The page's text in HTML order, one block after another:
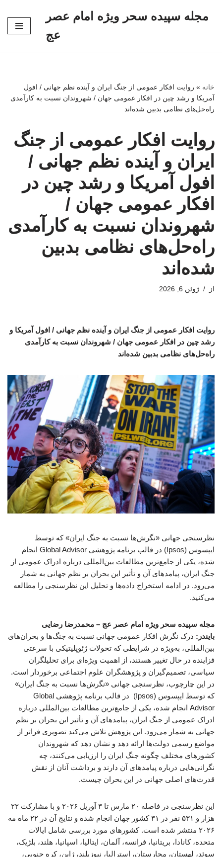
مجله سپیده سحر ویژه امام عصر
عج
خانه » روایت افکار عمومی از جنگ ایران و آینده نظم جهانی / افول
آمریکا و رشد چین در افکار عمومی جهان / شهروندان نسبت به کارآمدی
راه‌حل‌های نظامی بدبین شده‌اند
روایت افکار عمومی از جنگ
ایران و آینده نظم جهانی /
افول آمریکا و رشد چین در
افکار عمومی جهان /
شهروندان نسبت به کارآمدی
راه‌حل‌های نظامی بدبین
شده‌اند
از ژوئن 6, 2026
روایت افکار عمومی از جنگ ایران و آینده نظم جهانی / افول آمریکا و
رشد چین در افکار عمومی جهان / شهروندان نسبت به کارآمدی
راه‌حل‌های نظامی بدبین شده‌اند
نظرسنجی جهانی «نگرش‌ها نسبت به جنگ ایران» که توسط
ایپسوس (Ipsos) در قالب برنامه پژوهشی Global Advisor انجام
شده، یکی از جامع‌ترین مطالعات بین‌المللی درباره ادراک عمومی از
جنگ ایران، پیامدهای آن و تأثیر این بحران بر نظم جهانی به شمار
می‌رود. در ادامه استخراج داده‌ها و تحلیل این نظرسنجی را مطالعه
می‌کنید.
مجله سپیده سحر ویژه امام عصر عج – محمدرضا رضایی
بایندر: درک نگرش افکار عمومی جهانی نسبت به جنگ‌ها و بحران‌های
بین‌المللی، به‌ویژه در شرایطی که تحولات ژئوپلیتیکی با سرعتی
فزاینده در حال تغییر هستند، از اهمیت ویژه‌ای برای تحلیلگران
سیاسی، تصمیم‌گیران و پژوهشگران علوم اجتماعی برخوردار است.
در این چارچوب، نظرسنجی جهانی «نگرش‌ها نسبت به جنگ ایران»
که توسط ایپسوس (Ipsos) در قالب برنامه پژوهشی Global
Advisor انجام شده، یکی از جامع‌ترین مطالعات بین‌المللی درباره
ادراک عمومی از جنگ ایران، پیامدهای آن و تأثیر این بحران بر نظم
جهانی به شمار می‌رود. این پژوهش تلاش می‌کند تصویری فراتر از
مواضع رسمی دولت‌ها ارائه دهد و نشان دهد که شهروندان
کشورهای مختلف چگونه جنگ ایران را ارزیابی می‌کنند، چه
نگرانی‌هایی درباره پیامدهای آن دارند و برداشت آنان از نقش
قدرت‌های اصلی جهانی در این بحران چیست.
این نظرسنجی در فاصله ۲۰ مارس تا ۳ آوریل ۲۰۲۶ و با مشارکت ۲۲
هزار و ۵۳۱ نفر در ۳۱ کشور جهان انجام شده و نتایج آن در ۲۲ ماه مه
۲۰۲۶ منتشر شده است. کشورهای مورد بررسی شامل ایالات
متحده، کانادا، بریتانیا، فرانسه، آلمان، ایتالیا، اسپانیا، هلند، بلژیک،
سوئد، لهستان، مجارستان، استرالیا، نیوزیلند، ژاپن، کره جنوبی،